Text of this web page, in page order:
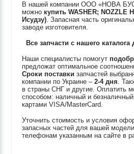
В нашей компании ООО «НОВА
можно купитьWASHER; NOZZLE
Исудзу). Запасная часть
заводе изготовителя.
Все запчасти с нашего
Наши специалисты помогут
предложат оптимальное
Сроки поставки запчастей
компании по Украине –2-4 дня.
в страны СНГ и другие. Оплатить
способом: наличный и
картами VISA/MasterCard.
Уточнить стоимость и условия
запасных частей для вашей
телефонам указанным на сайте в